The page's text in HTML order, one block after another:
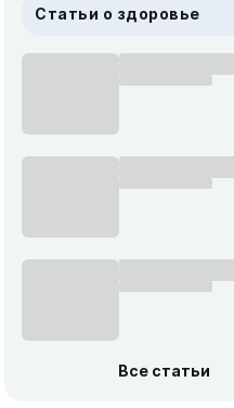
Статьи о здоровье
Все статьи